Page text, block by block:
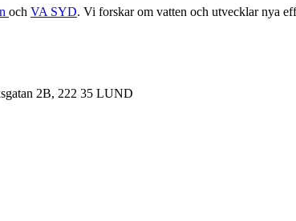
och VA SYD. Vi forskar om vatten och utvecklar nya
2B, 222 35 LUND